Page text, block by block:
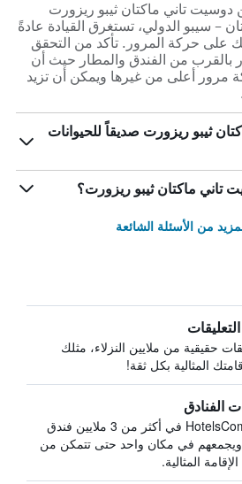
11.1 كم بين دوسيت تاني ماكتان ثيبو ريزورت
– سيبو الدولي، تستغرق القيادة عادةً
يعتمد ذلك على حركة المرور. تأكد من التحقق
بالقرب من الفندق والمطار حيث أن
مرور أعلى من غيرها ويمكن أن تزيد
ثيبو ريزورت صديقاً للحيوانات
ماكتان ثيبو ريزورت؟
من الأسئلة الشائعة
حقيقية من ملايين النزلاء، مثلك
المثالية بكل ثقة!
الفنادق
يبحث HotelsCombined في أكثر من 3 ملايين فندق
ويجمعهم في مكان واحد حتى تتمكن من
المثالية.